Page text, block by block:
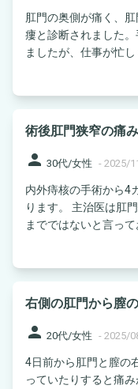
肛門の奥側が痛く、
瘻と診断されました
ましたが、仕事が忙し
術後肛門狭窄の痛
person 30代/女性 - 2025/
内外痔核の手術から4
ります。 主治医は肛
までではないと言って
右側の肛門から膣
person 20代/女性 - 2025/
4日前から肛門と膣の
っていたりすると痛